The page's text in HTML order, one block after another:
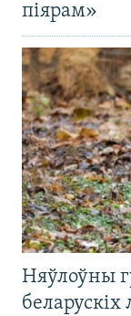
піярам»
Няўлоўны
беларускіх